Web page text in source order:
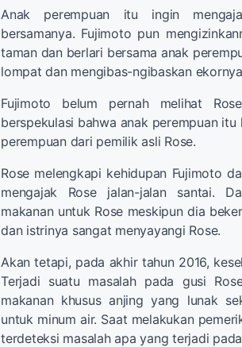
Anak perempuan itu ingin
bersamanya. Fujimoto pun
taman dan berlari bersama anak
lompat dan mengibas-ngibaskan
Fujimoto belum pernah melihat
berspekulasi bahwa anak perempuan
perempuan dari pemilik asli Rose.
Rose melengkapi kehidupan Fujimoto
mengajak Rose jalan-jalan santai.
makanan untuk Rose meskipun dia
dan istrinya sangat menyayangi Rose.
Akan tetapi, pada akhir tahun 2016,
Terjadi suatu masalah pada gusi
makanan khusus anjing yang lunak
untuk minum air. Saat melakukan
terdeteksi masalah apa yang terjadi